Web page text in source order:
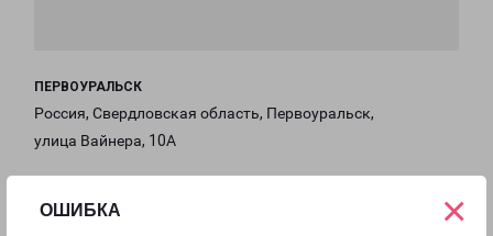
ОШИБКА ×
ПЕРВОУРАЛЬСК
Россия, Свердловская область, Первоуральск,
улица Вайнера, 10А